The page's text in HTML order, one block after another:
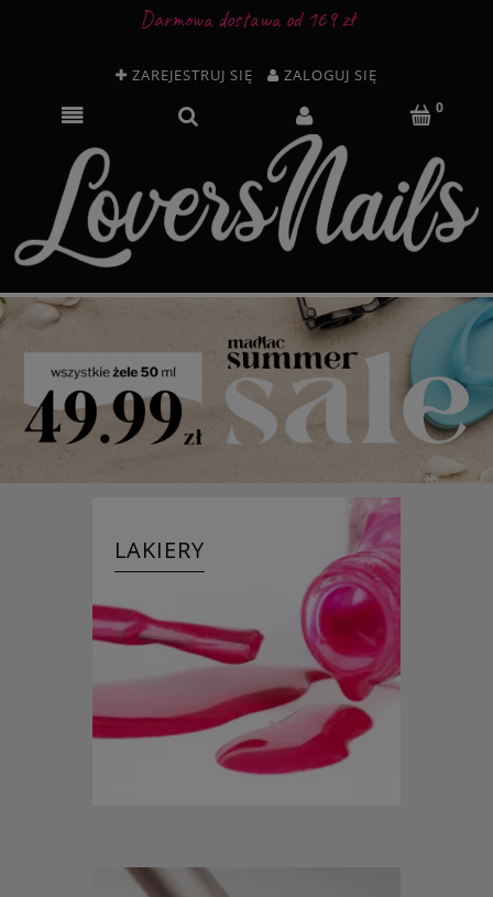
Darmowa dostawa od 169 zł
ZAREJESTRUJ SIĘ ZALOGUJ SIĘ
LAKIERY